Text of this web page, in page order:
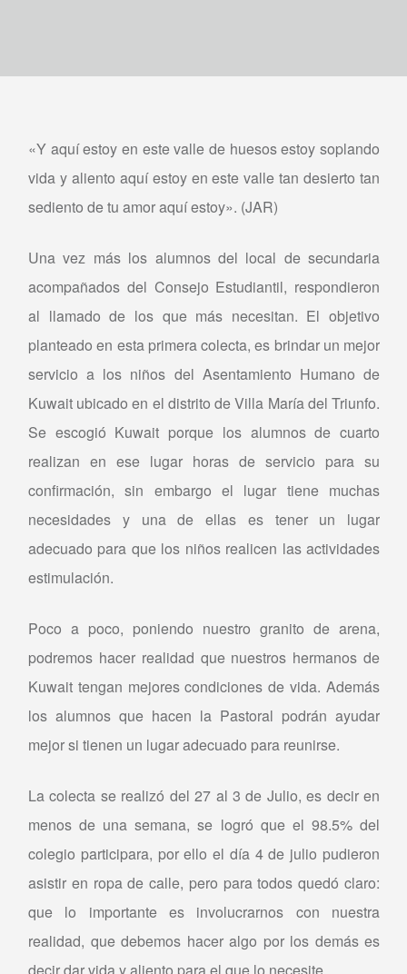
«Y aquí estoy en este valle de huesos estoy soplando
vida y aliento aquí estoy en este valle tan desierto tan
sediento de tu amor aquí estoy». (JAR)
Una vez más los alumnos del local de secundaria
acompañados del Consejo Estudiantil, respondieron
al llamado de los que más necesitan. El objetivo
planteado en esta primera colecta, es brindar un mejor
servicio a los niños del Asentamiento Humano de
Kuwait ubicado en el distrito de Villa María del Triunfo.
Se escogió Kuwait porque los alumnos de cuarto
realizan en ese lugar horas de servicio para su
confirmación, sin embargo el lugar tiene muchas
necesidades y una de ellas es tener un lugar
adecuado para que los niños realicen las actividades
estimulación.
Poco a poco, poniendo nuestro granito de arena,
podremos hacer realidad que nuestros hermanos de
Kuwait tengan mejores condiciones de vida. Además
los alumnos que hacen la Pastoral podrán ayudar
mejor si tienen un lugar adecuado para reunirse.
La colecta se realizó del 27 al 3 de Julio, es decir en
menos de una semana, se logró que el 98.5% del
colegio participara, por ello el día 4 de julio pudieron
asistir en ropa de calle, pero para todos quedó claro:
que lo importante es involucrarnos con nuestra
realidad, que debemos hacer algo por los demás es